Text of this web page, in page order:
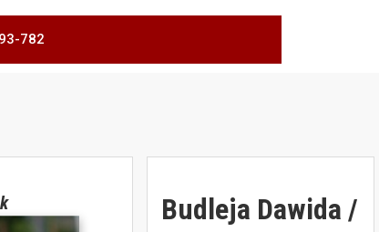
782
Budleja Dawida /